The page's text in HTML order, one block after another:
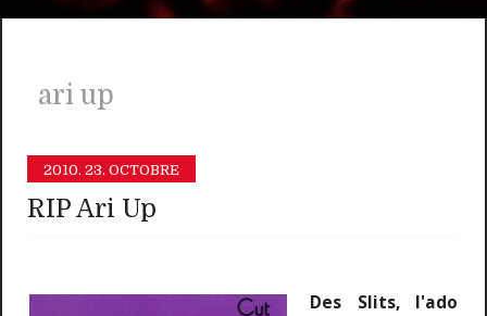
ari up
2010. 23. OCTOBRE
RIP Ari Up
Des Slits, l'ado